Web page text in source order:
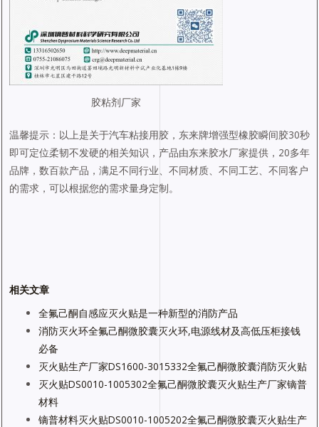
胶粘剂厂家
温馨提示：以上是关于汽车粘接用胶，东来牌增强型橡胶瞬间胶30秒
即可定位柔韧不发硬的相关知识，产品由东来胶水厂家提供，20多年
品牌，数百款产品，满足不同行业、不同材质、不同工艺、不同客户
的需求，可以根据您的需求量身定制。
相关文章
全氟己酮自感应灭火贴是一种新型的消防产品
消防灭火环全氟己酮微胶囊灭火环,电源线材及高低压柜接钱
必备
灭火贴生产厂家DS1600-3015332全氟己酮微胶囊消防灭火贴
灭火贴DS0010-1005302全氟己酮微胶囊灭火贴生产厂家镝普
材料
镝普材料灭火贴DS0010-1005202全氟己酮微胶囊灭火贴生产